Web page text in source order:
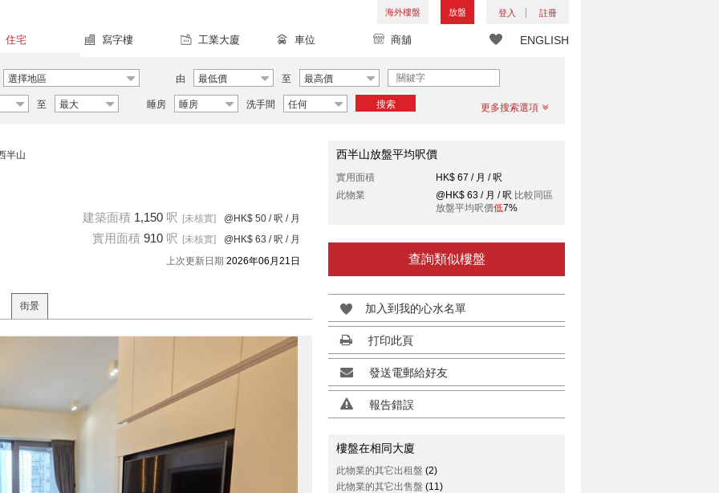
海外樓盤 放盤 登入 註冊
ENGLISH
住宅 寫字樓 工業大廈 車位 商舖
選擇地區 由 最低價 至 最高價
至 最大 睡房 睡房 洗手間 任何 搜索 更多搜索選項
半山
建築面積 1,150 呎 [未核實] @HK$ 50 / 呎 / 月
實用面積 910 呎 [未核實] @HK$ 63 / 呎 / 月
上次更新日期 2026年06月21日
街景
西半山放盤平均呎價
實用面積
HK$ 67 / 月 / 呎
此物業
@HK$ 63 / 月 / 呎 比較同區
放盤平均呎價低7%
查詢類似樓盤
加入到我的心水名單
打印此頁
發送電郵給好友
報告錯誤
樓盤在相同大廈
此物業的其它出租盤 (2)
此物業的其它出售盤 (11)